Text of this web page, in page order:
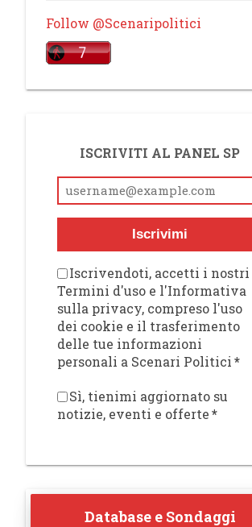
Follow @Scenaripolitici
ISCRIVITI AL PANEL SP
Iscrivimi
Iscrivendoti, accetti i nostri
Termini d'uso e l'Informativa
sulla privacy, compreso l'uso
dei cookie e il trasferimento
delle tue informazioni
personali a Scenari Politici*
Sì, tienimi aggiornato su
notizie, eventi e offerte*
Database e Sondaggi